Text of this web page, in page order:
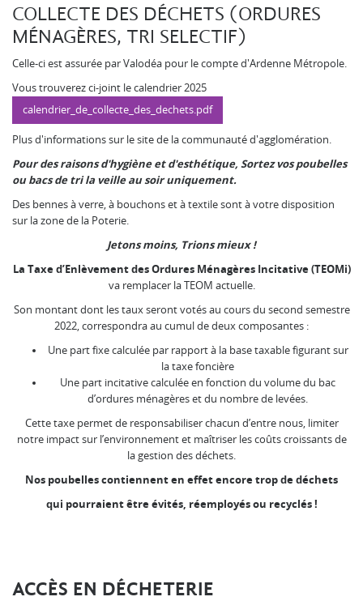
COLLECTE DES DÉCHETS (ORDURES
MÉNAGÈRES, TRI SELECTIF)
Celle-ci est assurée par Valodéa pour le compte d'Ardenne Métropole.
Vous trouverez ci-joint le calendrier 2025
calendrier_de_collecte_des_dechets.pdf
Plus d'informations sur le site de la communauté d'agglomération.
Pour des raisons d'hygiène et d'esthétique, Sortez vos poubelles
ou bacs de tri la veille au soir uniquement.
Des bennes à verre, à bouchons et à textile sont à votre disposition
sur la zone de la Poterie.
Jetons moins, Trions mieux !
La Taxe d’Enlèvement des Ordures Ménagères Incitative (TEOMi)
va remplacer la TEOM actuelle.
Son montant dont les taux seront votés au cours du second semestre
2022, correspondra au cumul de deux composantes :
Une part fixe calculée par rapport à la base taxable figurant sur
la taxe foncière
Une part incitative calculée en fonction du volume du bac
d’ordures ménagères et du nombre de levées.
Cette taxe permet de responsabiliser chacun d’entre nous, limiter
notre impact sur l’environnement et maîtriser les coûts croissants de
la gestion des déchets.
Nos poubelles contiennent en effet encore trop de déchets
qui pourraient être évités, réemployés ou recyclés !
ACCÈS EN DÉCHETERIE